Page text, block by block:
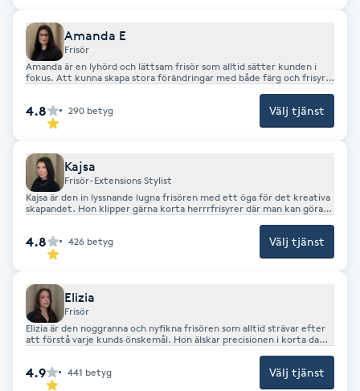
Enzympeeling
Extensions
Eyeliner-tatuering
Face framing
Faceliftmassage
Fet hårbotten
Fettreducering
Fibromassage
Amanda E
Frisör
Amanda är en lyhörd och lättsam frisör som alltid sätter kunden i
fokus. Att kunna skapa stora förändringar med både färg och frisyr
4.8 290 betyg Välj tjänst
Kajsa
Frisör-Extensions Stylist
Kajsa är den in lyssnande lugna frisören med ett öga för det kreativa
skapandet. Hon klipper gärna korta herrrfrisyrer där man kan göra
4.8 426 betyg Välj tjänst
Elizia
Frisör
Elizia är den noggranna och nyfikna frisören som alltid strävar efter
att förstå varje kunds önskemål. Hon älskar precisionen i korta dam-
färgresultat. Gärna med en fin balans mellan lowlights och highlights
för ett levande och harmoniskt uttryck.
4.9 441 betyg Välj tjänst